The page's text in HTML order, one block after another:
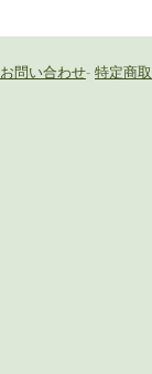
お問い合わせ- 特定商